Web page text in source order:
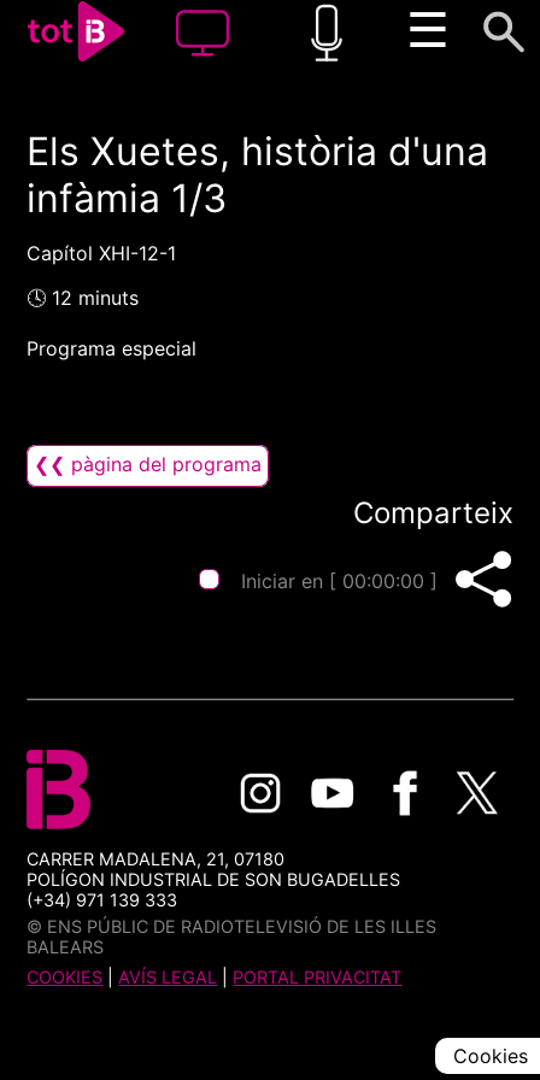
☰
00:00 00:00
1x
Els Xuetes, història d'una
infàmia 1/3
Capítol XHI-12-1
🕓 12 minuts
Programa especial
❮❮ pàgina del programa
Comparteix
Iniciar en [ 00:00:00 ]
CARRER MADALENA, 21, 07180
POLÍGON INDUSTRIAL DE SON BUGADELLES
(+34) 971 139 333
© ENS PÚBLIC DE RADIOTELEVISIÓ DE LES ILLES
BALEARS
COOKIES |AVÍS LEGAL PORTAL PRIVACITAT
Cookies